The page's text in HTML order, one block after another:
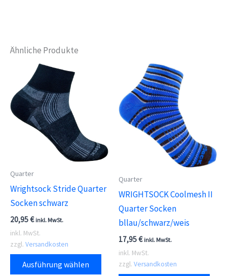
Ähnliche Produkte
Quarter
Wrightsock Stride Quarter
Socken schwarz
20,95€ inkl. MwSt.
inkl. MwSt.
zzgl. Versandkosten
Ausführung wählen
Dieses
Produkt
Quarter
WRIGHTSOCK Coolmesh II
Quarter Socken
bllau/schwarz/weis
17,95€ inkl. MwSt.
inkl. MwSt.
zzgl. Versandkosten